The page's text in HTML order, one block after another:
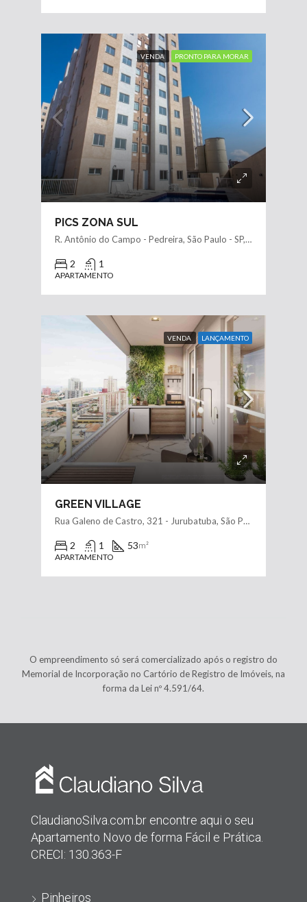
VENDA PRONTO PARA MORAR
PICS ZONA SUL
R. Antônio do Campo - Pedreira, São Paulo - SP, Brasil
2 1
APARTAMENTO
VENDA LANÇAMENTO
GREEN VILLAGE
Rua Galeno de Castro, 321 - Jurubatuba, São Paulo - SP
2 1 53m²
APARTAMENTO
O empreendimento só será comercializado após o registro do
Memorial de Incorporação no Cartório de Registro de Imóveis, na
forma da Lei nº 4.591/64.
ClaudianoSilva.com.br encontre aqui o seu
Apartamento Novo de forma Fácil e Prática.
CRECI: 130.363-F
Pinheiros